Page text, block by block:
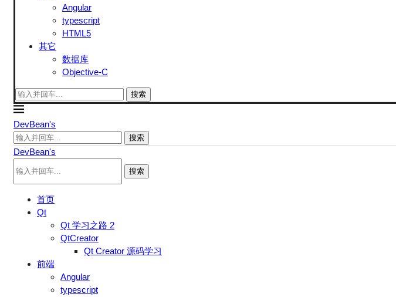
Angular
typescript
HTML5
其它
数据库
Objective-C
搜索
DevBean's
搜索
DevBean's
搜索
首页
Qt
Qt 学习之路 2
QtCreator
Qt Creator 源码学习
前端
Angular
typescript